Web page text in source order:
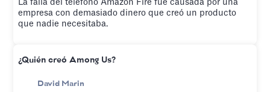
La falla del teléfono Amazon Fire fue causada por una
empresa con demasiado dinero que creó un producto
que nadie necesitaba.
¿Quién creó Among Us?
David Marin